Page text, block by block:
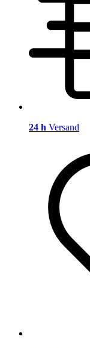
24 h Versand